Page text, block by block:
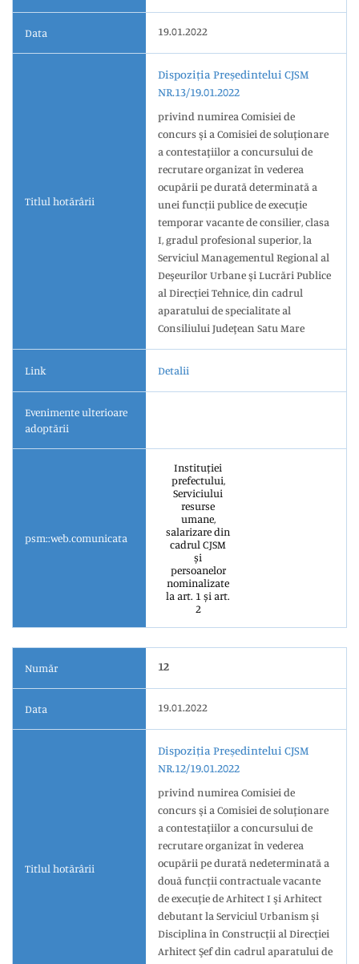
Data 19.01.2022
Titlul hotărârii
Dispoziția Președintelui CJSM
NR.13/19.01.2022
privind numirea Comisiei de
concurs şi a Comisiei de soluţionare
a contestaţiilor a concursului de
recrutare organizat în vederea
ocupării pe durată determinată a
unei funcții publice de execuţie
temporar vacante de consilier, clasa
I, gradul profesional superior, la
Serviciul Managementul Regional al
Deşeurilor Urbane şi Lucrări Publice
al Direcţiei Tehnice, din cadrul
aparatului de specialitate al
Consiliului Judeţean Satu Mare
Link Detalii
Evenimente ulterioare
adoptării
psm::web.comunicata
Instituției
prefectului,
Serviciului
resurse
umane,
salarizare din
cadrul CJSM
și
persoanelor
nominalizate
la art. 1 și art.
2
Număr 12
Data 19.01.2022
Titlul hotărârii
Dispoziția Președintelui CJSM
NR.12/19.01.2022
privind numirea Comisiei de
concurs şi a Comisiei de soluţionare
a contestaţiilor a concursului de
recrutare organizat în vederea
ocupării pe durată nedeterminată a
două funcţii contractuale vacante
de execuţie de Arhitect I şi Arhitect
debutant la Serviciul Urbanism şi
Disciplina în Construcţii al Direcţiei
Arhitect Şef din cadrul aparatului de